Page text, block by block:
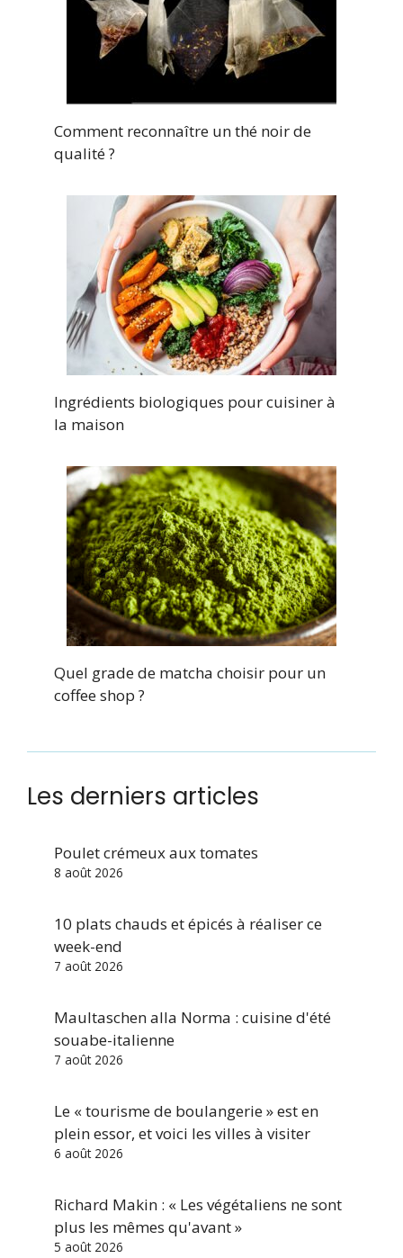
Comment reconnaître un thé noir de
qualité ?
Ingrédients biologiques pour cuisiner à
la maison
Quel grade de matcha choisir pour un
coffee shop ?
Les derniers articles
Poulet crémeux aux tomates
8 août 2026
10 plats chauds et épicés à réaliser ce
week-end
7 août 2026
Maultaschen alla Norma : cuisine d'été
souabe-italienne
7 août 2026
Le « tourisme de boulangerie » est en
plein essor, et voici les villes à visiter
6 août 2026
Richard Makin : « Les végétaliens ne sont
plus les mêmes qu'avant »
5 août 2026